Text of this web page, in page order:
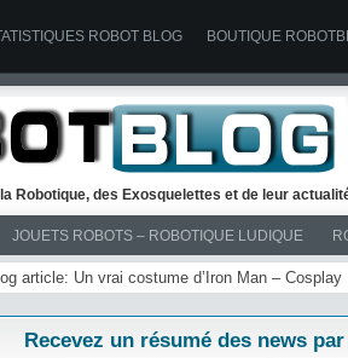
ROBOT BLOG BOUTIQUE
Robotique, des Exosquelettes et de leur
JOUETS ROBOTS – ROBOTIQUE LUDIQUE
article: Un vrai costume d’Iron Man – Cosplay
Recevez un résumé des news